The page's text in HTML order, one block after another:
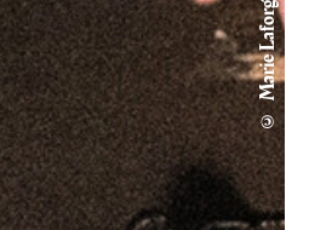
© Marie Laforge